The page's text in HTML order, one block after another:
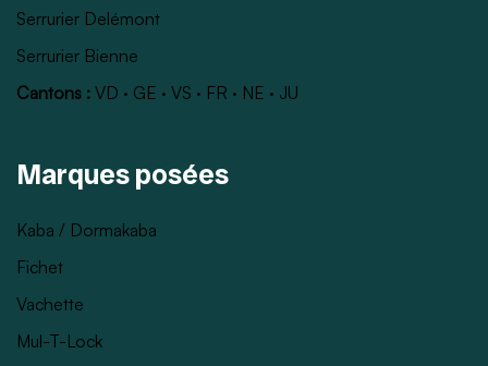
Serrurier Delémont
Serrurier Bienne
Cantons : VD · GE · VS · FR · NE · JU
Marques posées
Kaba / Dormakaba
Fichet
Vachette
Mul-T-Lock